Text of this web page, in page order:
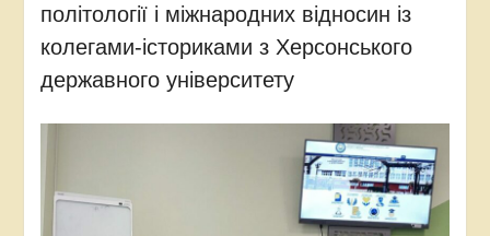
політології і міжнародних відносин із
колегами-істориками з Херсонського
державного університету